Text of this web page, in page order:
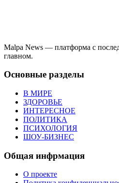
Malpa News — платформа с
главном.
Основные разделы
В МИРЕ
ЗДОРОВЬЕ
ИНТЕРЕСНОЕ
ПОЛИТИКА
ПСИХОЛОГИЯ
ШОУ-БИЗНЕС
Общая инфрмация
О проекте